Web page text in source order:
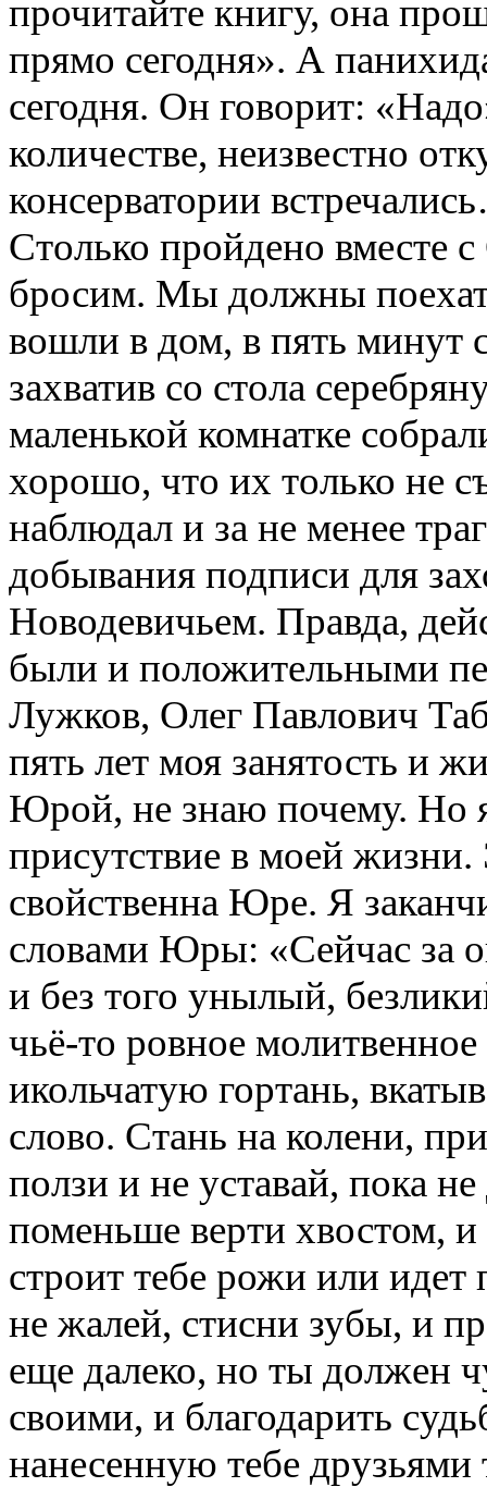
прочитайте книгу, она
прямо сегодня». А
сегодня. Он говорит:
количестве, неизвестно
консерватории
Столько пройдено вместе
бросим. Мы должны
вошли в дом, в пять минут
захватив со стола
маленькой комнатке
хорошо, что их только
наблюдал и за не менее
добывания подписи для
Новодевичьем. Правда,
были и положительными
Лужков, Олег Павлович
пять лет моя занятость и
Юрой, не знаю почему. Но
присутствие в моей жизни.
свойственна Юре. Я
словами Юры: «Сейчас за
и без того унылый,
чьё-то ровное
икольчатую гортань,
слово. Стань на колени,
ползи и не уставай, пока
поменьше верти хвостом,
строит тебе рожи или
не жалей, стисни зубы, и
еще далеко, но ты должен
своими, и благодарить
нанесенную тебе